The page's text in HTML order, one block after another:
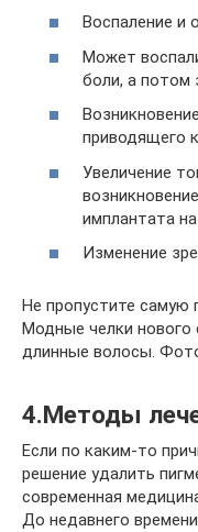
Воспаление и
Может
боли, а потом
приводящего
Увеличение
имплантата
Изменение
Не пропустите самую
Модные челки нового
длинные волосы.
4.Методы
Если по каким-то
решение удалить
современная
До недавнего